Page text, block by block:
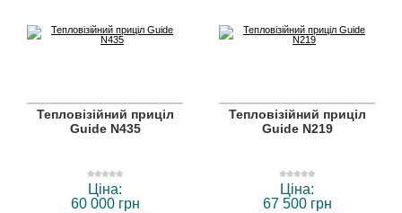
Тепловізійний приціл
Guide N435
Ціна:
60 000 грн
Тепловізійний приціл
Guide N219
Ціна:
67 500 грн